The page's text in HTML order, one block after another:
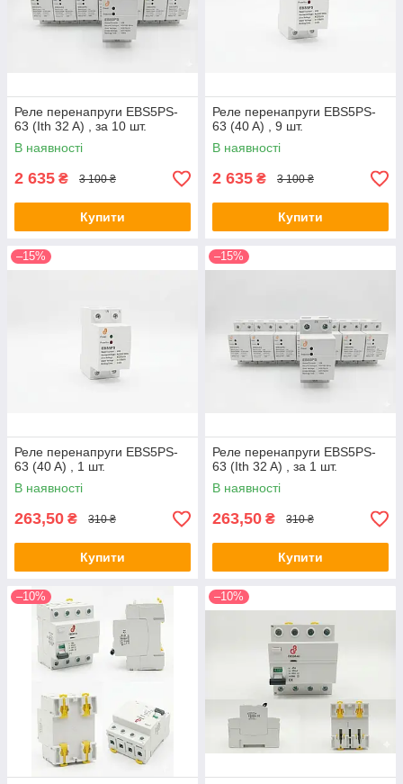
Реле перенапруги EBS5PS-
63 (Ith 32 A) , за 10 шт.
В наявності
2 635 ₴ 3 100 ₴
Купити
Реле перенапруги EBS5PS-
63 (40 A) , 9 шт.
В наявності
2 635 ₴ 3 100 ₴
Купити
–15%
Реле перенапруги EBS5PS-
63 (40 A) , 1 шт.
В наявності
263,50 ₴ 310 ₴
Купити
–15%
Реле перенапруги EBS5PS-
63 (Ith 32 A) , за 1 шт.
В наявності
263,50 ₴ 310 ₴
Купити
–10% –10%